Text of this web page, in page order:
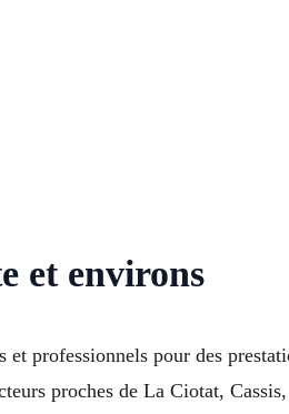
et environs
professionnels pour des
proches de La Ciotat,